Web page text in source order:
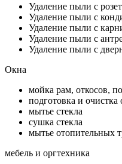
Удаление пыли с
Удаление пыли с
Удаление пыли с
Удаление пыли с
Удаление пыли с
Окна
мойка рам, откосов,
подготовка и очистка
мытье стекла
сушка стекла
мытье отопительных
мебель и оргтехника